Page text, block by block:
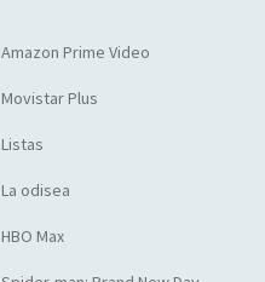
Amazon Prime Video
Movistar Plus
Listas
La odisea
HBO Max